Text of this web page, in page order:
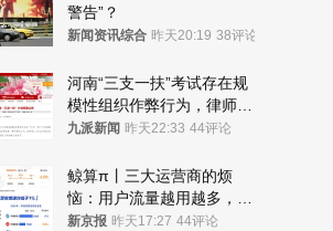
警告”？
新闻资讯综合 昨天20:19 38评论
河南“三支一扶”考试存在规
模性组织作弊行为，律师：
涉嫌非法获取国家秘密罪等
九派新闻 昨天22:33 44评论
鲸算π丨三大运营商的烦
恼：用户流量越用越多，收
入却越来越少
新京报 昨天17:27 44评论